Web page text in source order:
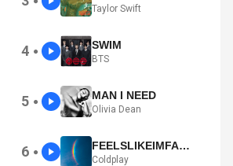
Taylor Swift
4 ● SWIM
BTS
5 ● MAN I NEED
Olivia Dean
6 ● FEELSLIKEIMFALLINGINLOVE
Coldplay